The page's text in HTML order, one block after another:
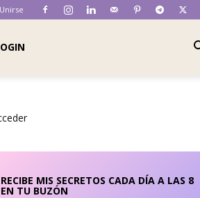
RECIBE MIS SECRETOS CADA DÍA A LAS 8
EN TU BUZÓN